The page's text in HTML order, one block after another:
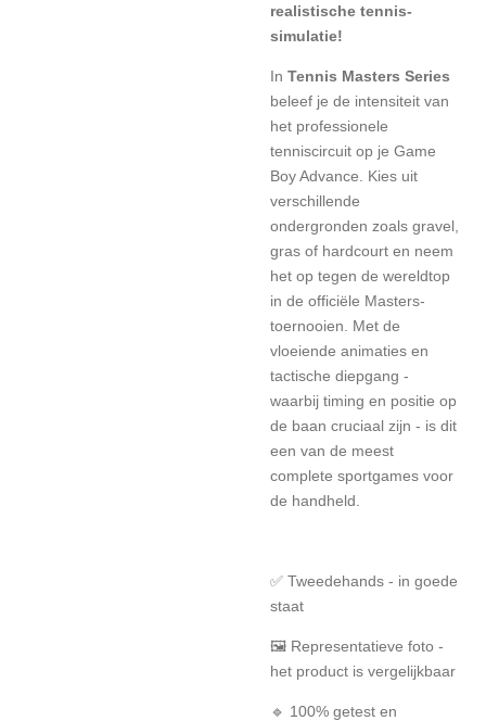
realistische tennis-
simulatie!
In Tennis Masters Series
beleef je de intensiteit van
het professionele
tenniscircuit op je Game
Boy Advance. Kies uit
verschillende
ondergronden zoals gravel,
gras of hardcourt en neem
het op tegen de wereldtop
in de officiële Masters-
toernooien. Met de
vloeiende animaties en
tactische diepgang -
waarbij timing en positie op
de baan cruciaal zijn - is dit
een van de meest
complete sportgames voor
de handheld.
✅ Tweedehands - in goede
staat
🖼️ Representatieve foto -
het product is vergelijkbaar
🔹 100% getest en